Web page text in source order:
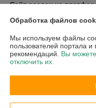
Сайт создан на
Информация для покупателя
Индивидуальный
222310 г.Молодечно
Регистрационный номер ЕГР:
Регистрационный орган:
Обработка файлов
Мы используем файлы
пользователей портала
рекомендаций. Вы
отключить их.